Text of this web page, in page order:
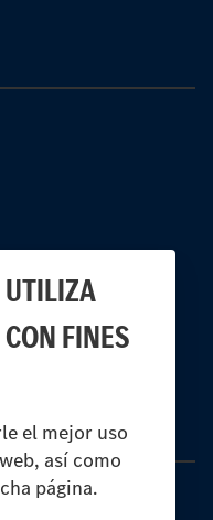
FINES
el mejor uso
así como
página.